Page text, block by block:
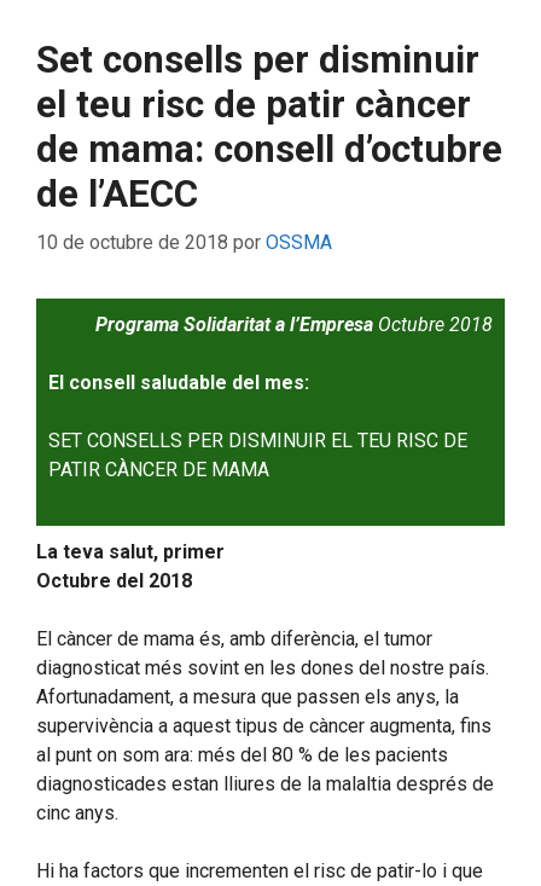
Set consells per disminuir
el teu risc de patir càncer
de mama: consell d’octubre
de l’AECC
10 de octubre de 2018 por OSSMA
Programa Solidaritat a l’Empresa Octubre 2018
El consell saludable del mes:
SET CONSELLS PER DISMINUIR EL TEU RISC DE
PATIR CÀNCER DE MAMA
La teva salut, primer
Octubre del 2018
El càncer de mama és, amb diferència, el tumor
diagnosticat més sovint en les dones del nostre país.
Afortunadament, a mesura que passen els anys, la
supervivència a aquest tipus de càncer augmenta, fins
al punt on som ara: més del 80 % de les pacients
diagnosticades estan lliures de la malaltia després de
cinc anys.
Hi ha factors que incrementen el risc de patir-lo i que